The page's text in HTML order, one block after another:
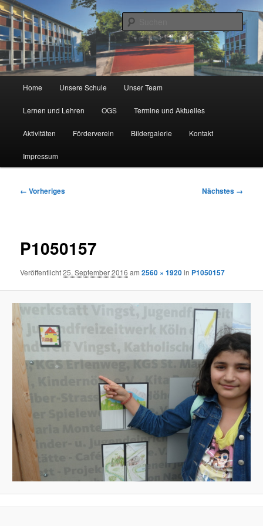
Zum
primären
Inhalt
springenKGS Erlenweg
Städtische Katholische Grundschule
Home Unsere Schule Unser Team
Lernen und Lehren OGS Termine und Aktuelles
Aktivitäten Förderverein Bildergalerie Kontakt
Impressum
Bilder-
← Vorheriges Nächstes →
P1050157
Veröffentlicht25. September 2016 am2560 × 1920in P1050157